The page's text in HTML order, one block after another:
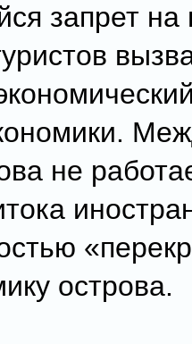
запрет на
не
острова.